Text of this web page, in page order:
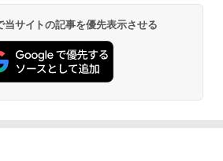
HD）16:9 IPSパネル 非光沢 ノングレ
液晶ディスプレイ HDMI VGA VESA準
拠 PS4 switch 対応 スイッチ 【中古】
6,500
ん ]
Soundcore P40i オフホワイト
WAYNE feat. Flo Milli, ATL Jacob
限定】 い・ろ・は・す 2L P
ラベルレス ×8本
のひとりごと 17巻 (デジタル版ビッグガ
ンコミックス)
サイトの記事を優先表示させる